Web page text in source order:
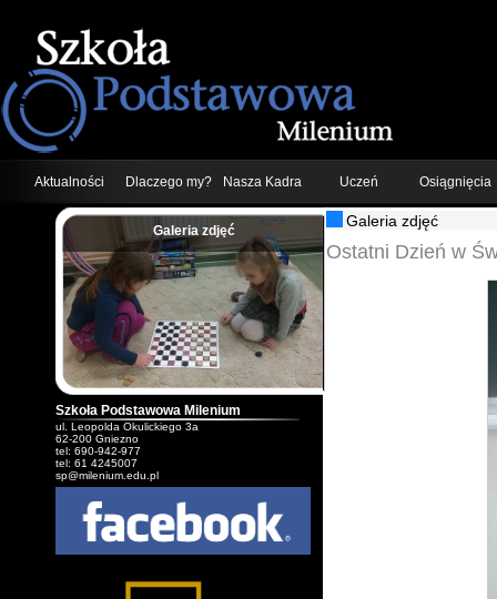
Aktualności Dlaczego my? Nasza Kadra Uczeń Osiągnięcia
Galeria zdjęć
Szkoła Podstawowa Milenium
ul. Leopolda Okulickiego 3a
62-200 Gniezno
tel: 690-942-977
tel: 61 4245007
sp@milenium.edu.pl
Galeria zdjęć
Ostatni Dzień w